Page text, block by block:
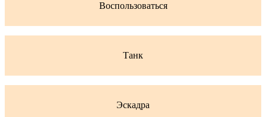
Воспользоваться
Танк
Эскадра